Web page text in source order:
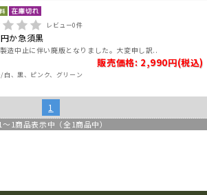
レビュー0件
か急須黒
造中止に伴い廃版となりました。大変申し訳..
販売価格: 2,990円(税込)
、黒、ピンク、グリーン
1
1 ～ 1商品表示中（全 1商品中）